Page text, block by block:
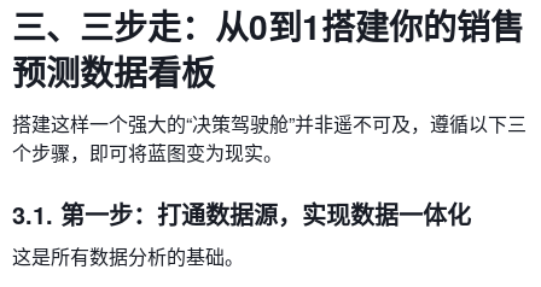
三、三步走：从0到1搭建你的销售
预测数据看板
搭建这样一个强大的“决策驾驶舱”并非遥不可及，遵循以下三
个步骤，即可将蓝图变为现实。
3.1. 第一步：打通数据源，实现数据一体化
这是所有数据分析的基础。